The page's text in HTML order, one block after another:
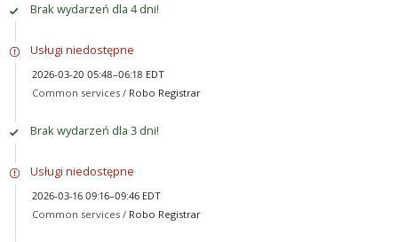
Brak wydarzeń dla 4 dni!
Usługi niedostępne
2026-03-20 05:48–06:18 EDT
Common services / Robo Registrar
Brak wydarzeń dla 3 dni!
Usługi niedostępne
2026-03-16 09:16–09:46 EDT
Common services / Robo Registrar